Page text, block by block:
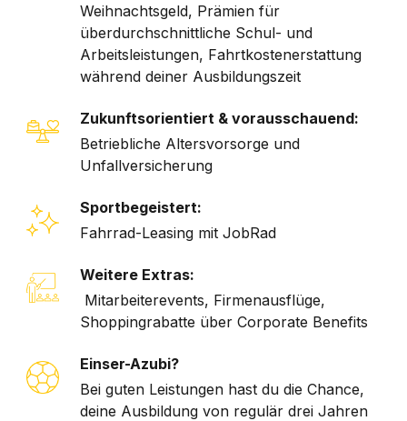
Weihnachtsgeld, Prämien für
überdurchschnittliche Schul- und
Arbeitsleistungen, Fahrtkostenerstattung
während deiner Ausbildungszeit
Zukunftsorientiert & vorausschauend:
Betriebliche Altersvorsorge und
Unfallversicherung
Sportbegeistert:
Fahrrad-Leasing mit JobRad
Weitere Extras:
Mitarbeiterevents, Firmenausflüge,
Shoppingrabatte über Corporate Benefits
Einser-Azubi?
Bei guten Leistungen hast du die Chance,
deine Ausbildung von regulär drei Jahren